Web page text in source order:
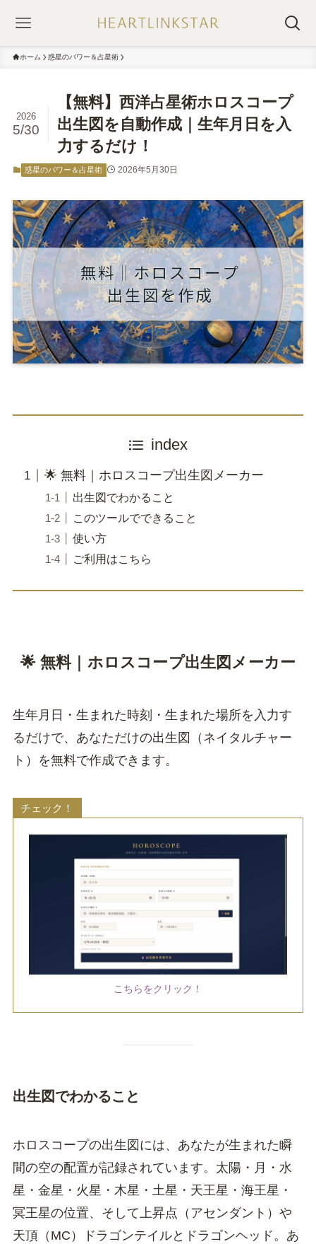
ホーム 惑星のパワー＆占星術
【無料】西洋占星術ホロスコープ
出生図を自動作成｜生年月日を入
力するだけ！
2026
5/30
惑星のパワー＆占星術 2026年5月30日
index
🌟 無料｜ホロスコープ出生図メーカー
出生図でわかること
このツールでできること
使い方
ご利用はこちら
🌟 無料｜ホロスコープ出生図メーカー
生年月日・生まれた時刻・生まれた場所を入力す
るだけで、あなただけの出生図（ネイタルチャー
ト）を無料で作成できます。
チェック！
こちらをクリック！
出生図でわかること
ホロスコープの出生図には、あなたが生まれた瞬
間の空の配置が記録されています。太陽・月・水
星・金星・火星・木星・土星・天王星・海王星・
冥王星の位置、そして上昇点（アセンダント）や
天頂（MC）ドラゴンテイルとドラゴンヘッド。あ